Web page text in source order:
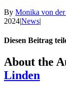
By Monika von
2024|News|
Diesen Beitrag
Facebook
X
Reddit
LinkedIn
Tumblr
Pinterest
Vk
Email
About the
Linden